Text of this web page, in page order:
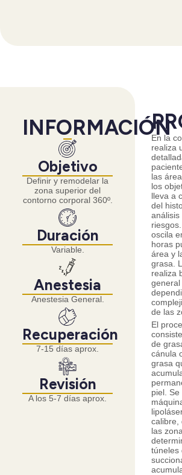
INFORMACIÓN
Objetivo
Definir y remodelar la
zona superior del
contorno corporal 360º.
Duración
Variable.
Anestesia
Anestesia General.
Recuperación
7-15 días aprox.
Revisión
A los 5-7 días aprox.
En la
realiza
las
los
lleva a
del
análisis
oscila
horas
área y
grasa.
realiza
general
de las
El
de
cánula
grasa
piel. Se
calibre,
las
túneles